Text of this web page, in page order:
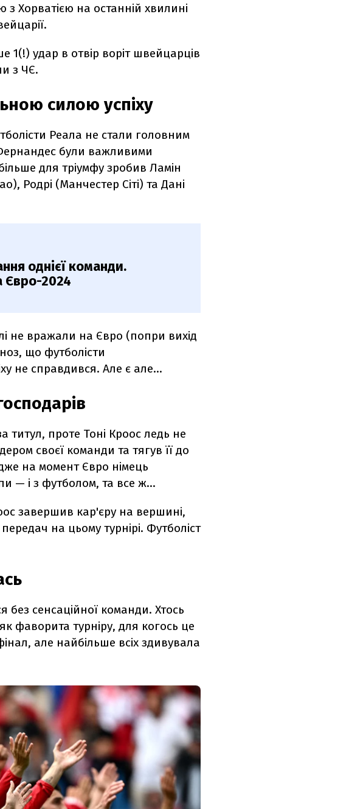
Хорватією на останній хвилині
1(!) удар в отвір воріт швейцарців
з ЧЄ.
силою успіху
Реала не стали головним
були важливими
для тріумфу зробив Ламін
Родрі (Манчестер Сіті) та Дані
однієї команди.
Євро-2024
не вражали на Євро (попри вихід
що футболісти
не справдився. Але є але...
титул, проте Тоні Кроос ледь не
своєї команди та тягув її до
на момент Євро німець
— і з футболом, та все ж...
завершив кар'єру на вершині,
на цьому турнірі. Футболіст
без сенсаційної команди. Хтось
фаворита турніру, для когось це
але найбільше всіх здивувала